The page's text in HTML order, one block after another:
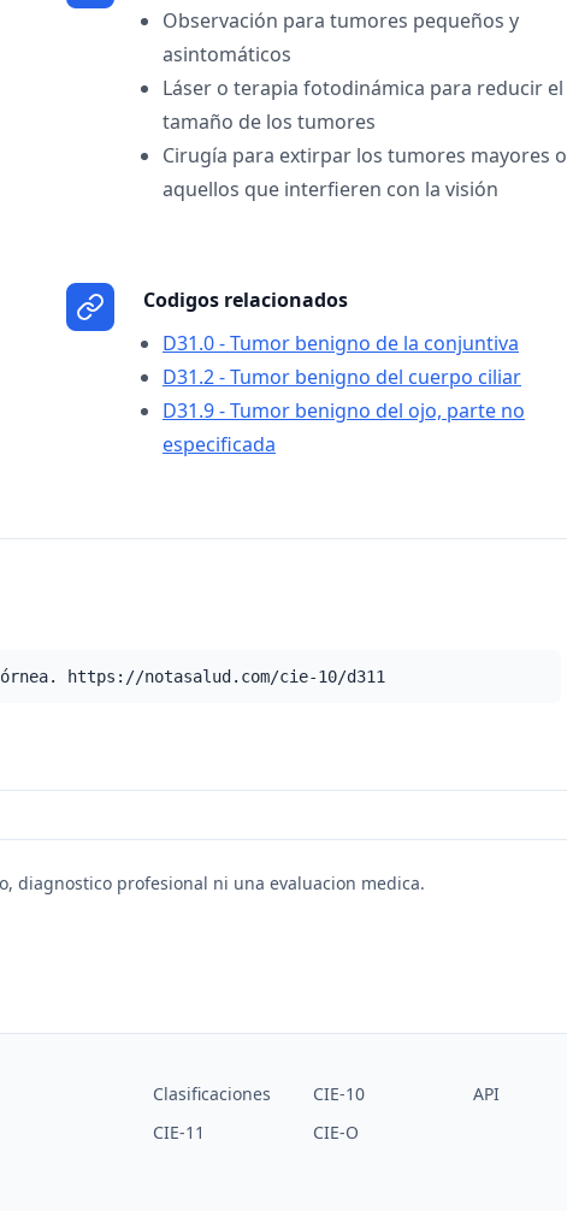
Observación para tumores pequeños y
asintomáticos
Láser o terapia fotodinámica para reducir el
tamaño de los tumores
Cirugía para extirpar los tumores mayores o
aquellos que interfieren con la visión
Codigos relacionados
D31.0 - Tumor benigno de la conjuntiva
D31.2 - Tumor benigno del cuerpo ciliar
D31.9 - Tumor benigno del ojo, parte no
especificada
https://notasalud.com/cie-10/d311
diagnostico profesional ni una evaluacion medica.
Clasificaciones CIE-10 API
CIE-11
CIE-O